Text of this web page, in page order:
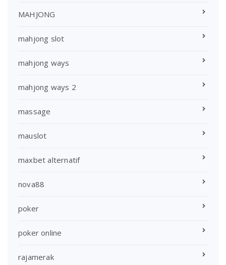
MAHJONG
mahjong slot
mahjong ways
mahjong ways 2
massage
mauslot
maxbet alternatif
nova88
poker
poker online
rajamerak